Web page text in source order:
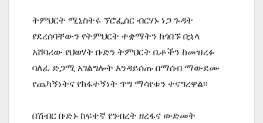
ትምህርት ሚኒስትሩ ኘሮፌሰር ብርሃኑ ነጋ ጉዳት
የደረሰባቸውን የትምህርት ተቋማትን ከጎበኙ በኋላ
አሸባሪው የህወሃት ቡድን ትምህርት ቤቶችን ከመዝረፉ
ባለፈ ድጋሚ አገልግሎት እንዳይሰጡ በማሰብ ማውደሙ
የጨካኝነትና የክፋተኝነት ጥግ ማሳየቱን ተናግረዋል፡፡
በሽብር ቡድኑ ከፍተኛ የንብረት ዘረፋና ውድመት